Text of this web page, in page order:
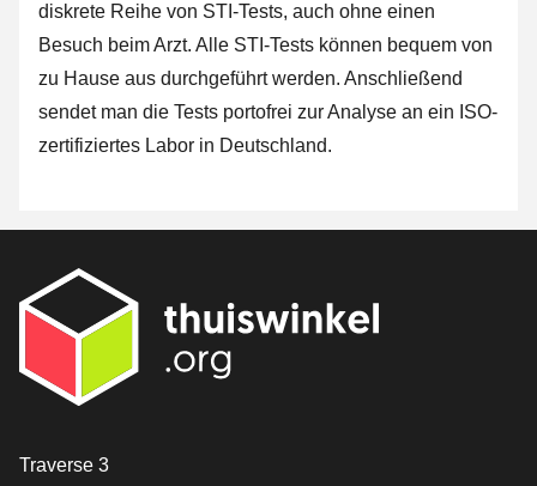
diskrete Reihe von STI-Tests, auch ohne einen
Besuch beim Arzt. Alle STI-Tests können bequem von
zu Hause aus durchgeführt werden. Anschließend
sendet man die Tests portofrei zur Analyse an ein ISO-
zertifiziertes Labor in Deutschland.
[_General:Contact]
Traverse 3